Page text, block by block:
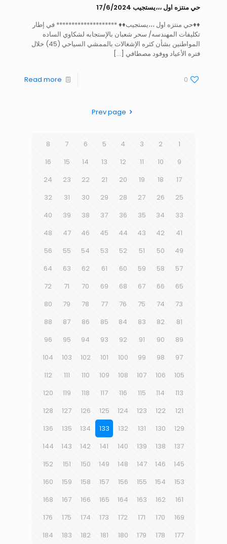
حي منتزه اول ،،،يستجيب 17/6/2024
♦️♦️حي منتزه اول ،،،يستجيب♦️♦️ ******************** في إطار
تكليفات المهندسه/ سحر شعبان بالإستجابه لشكاوي الساده
المواطنين بشأن كثره الإشغالات بالممشي السياحي (45) خلال
فتره الأعياد ووفود مصطافي […]
0
Read more
Prev page
1
2
3
4
5
6
7
8
9
10
11
12
13
14
15
16
17
18
19
20
21
22
23
24
25
26
27
28
29
30
31
32
33
34
35
36
37
38
39
40
41
42
43
44
45
46
47
48
49
50
51
52
53
54
55
56
57
58
59
60
61
62
63
64
65
66
67
68
69
70
71
72
73
74
75
76
77
78
79
80
81
82
83
84
85
86
87
88
89
90
91
92
93
94
95
96
97
98
99
100
101
102
103
104
105
106
107
108
109
110
111
112
113
114
115
116
117
118
119
120
121
122
123
124
125
126
127
128
129
130
131
132
133
134
135
136
137
138
139
140
141
142
143
144
145
146
147
148
149
150
151
152
153
154
155
156
157
158
159
160
161
162
163
164
165
166
167
168
169
170
171
172
173
174
175
176
177
178
179
180
181
182
183
184